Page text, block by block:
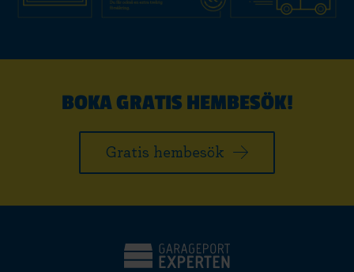
BOKA GRATIS HEMBESÖK!
Gratis hembesök